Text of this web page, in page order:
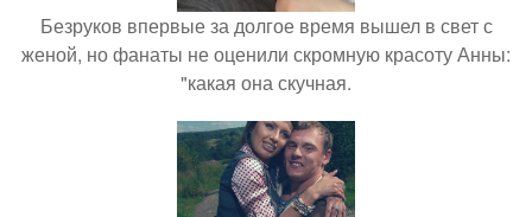
Безруков впервые за долгое время вышел в свет с
женой, но фанаты не оценили скромную красоту Анны:
"какая она скучная.